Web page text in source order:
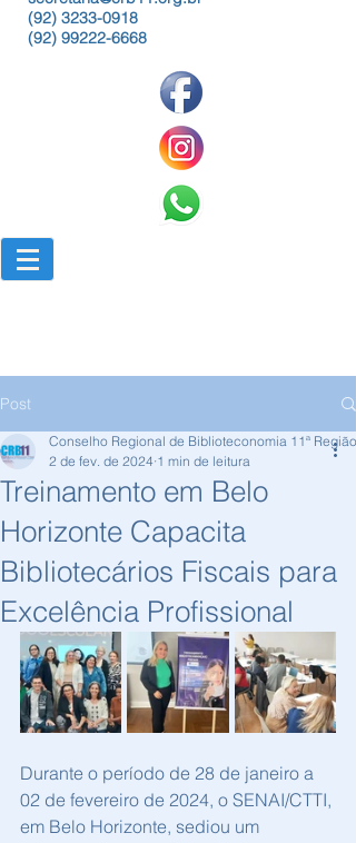
(92) 3233-0918
(92) 99222-6668
Post
Treinamento em Belo
Horizonte Capacita
Bibliotecários Fiscais para
Excelência Profissional
Conselho Regional de Biblioteconomia 11ª Região
2 de fev. de 2024 1 min de leitura
Durante o período de 28 de janeiro a
02 de fevereiro de 2024, o SENAI/CTTI,
em Belo Horizonte, sediou um